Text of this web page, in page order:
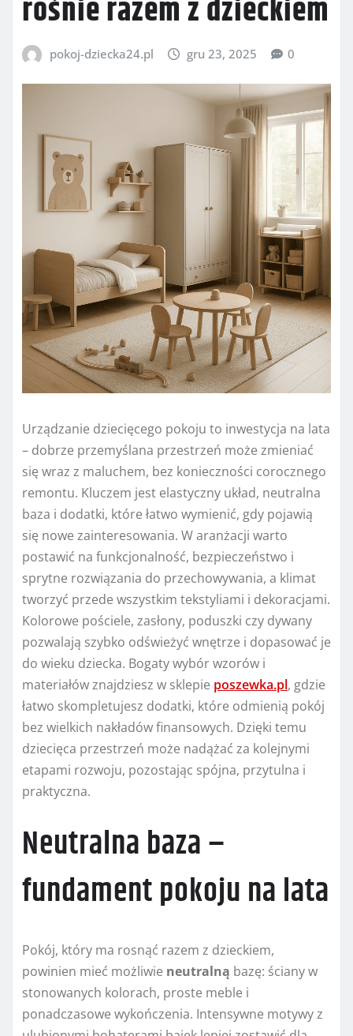
rośnie razem z dzieckiem
pokoj-dziecka24.pl gru 23, 2025 0
Urządzanie dziecięcego pokoju to inwestycja na lata
– dobrze przemyślana przestrzeń może zmieniać
się wraz z maluchem, bez konieczności corocznego
remontu. Kluczem jest elastyczny układ, neutralna
baza i dodatki, które łatwo wymienić, gdy pojawią
się nowe zainteresowania. W aranżacji warto
postawić na funkcjonalność, bezpieczeństwo i
sprytne rozwiązania do przechowywania, a klimat
tworzyć przede wszystkim tekstyliami i dekoracjami.
Kolorowe pościele, zasłony, poduszki czy dywany
pozwalają szybko odświeżyć wnętrze i dopasować je
do wieku dziecka. Bogaty wybór wzorów i
materiałów znajdziesz w sklepie poszewka.pl, gdzie
łatwo skompletujesz dodatki, które odmienią pokój
bez wielkich nakładów finansowych. Dzięki temu
dziecięca przestrzeń może nadążać za kolejnymi
etapami rozwoju, pozostając spójna, przytulna i
praktyczna.
Neutralna baza –
fundament pokoju na lata
Pokój, który ma rosnąć razem z dzieckiem,
powinien mieć możliwie neutralną bazę: ściany w
stonowanych kolorach, proste meble i
ponadczasowe wykończenia. Intensywne motywy z